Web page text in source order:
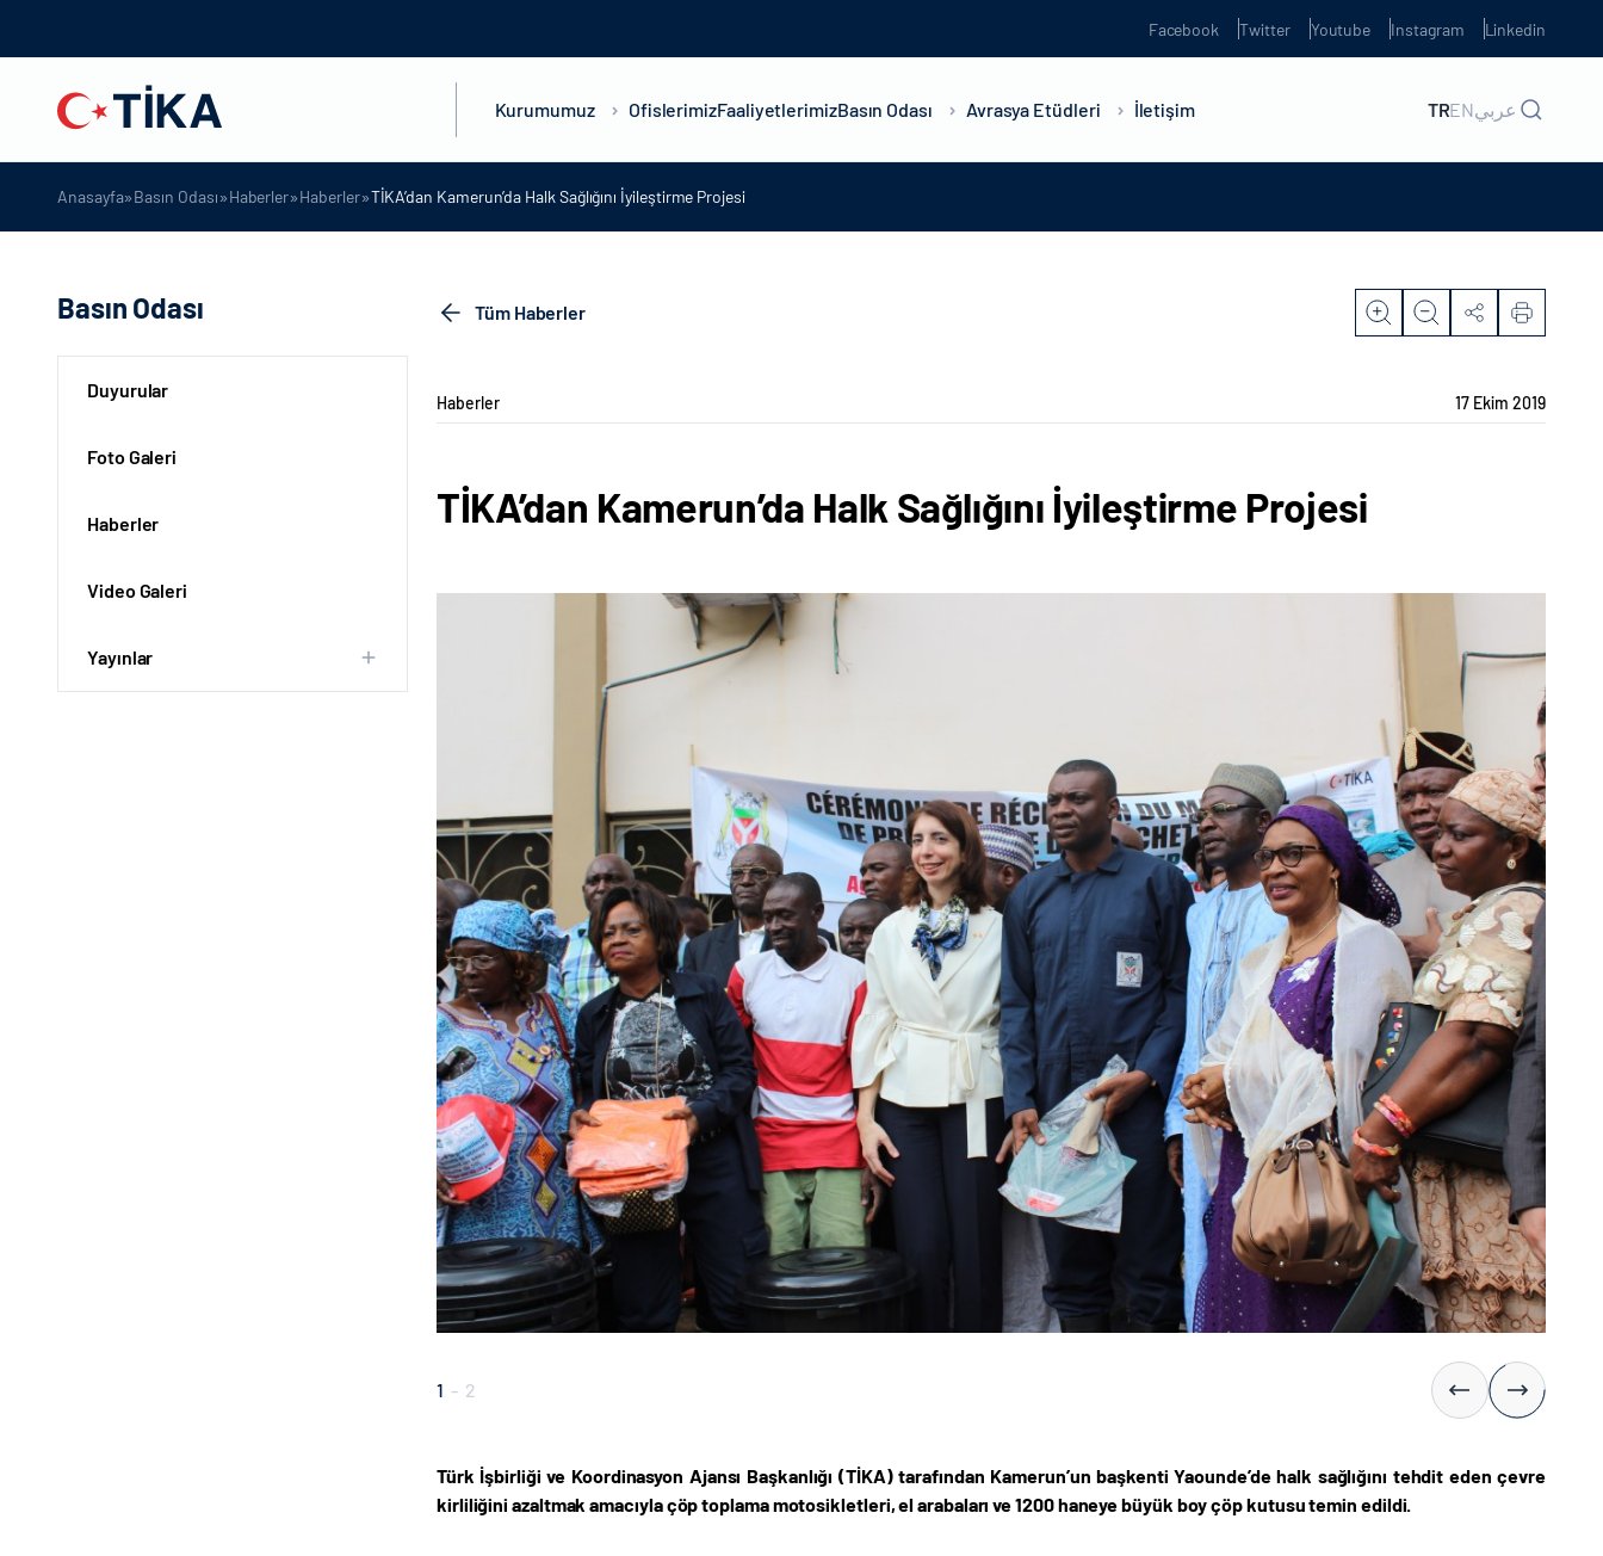
Facebook Twitter Youtube Instagram Linkedin
Kurumumuz OfislerimizFaaliyetlerimizBasın Odası Avrasya Etüdleri İletişim TRENعربي
Anasayfa»Basın Odası»Haberler»Haberler»TİKA’dan Kamerun’da Halk Sağlığını İyileştirme Projesi
Basın Odası
Duyurular
Foto Galeri
Haberler
Video Galeri
Yayınlar
Tüm Haberler
Haberler 17 Ekim 2019
TİKA’dan Kamerun’da Halk Sağlığını İyileştirme Projesi
1 - 2
Türk İşbirliği ve Koordinasyon Ajansı Başkanlığı (TİKA) tarafından Kamerun’un başkenti Yaounde’de halk sağlığını tehdit eden çevre
kirliliğini azaltmak amacıyla çöp toplama motosikletleri, el arabaları ve 1200 haneye büyük boy çöp kutusu temin edildi.